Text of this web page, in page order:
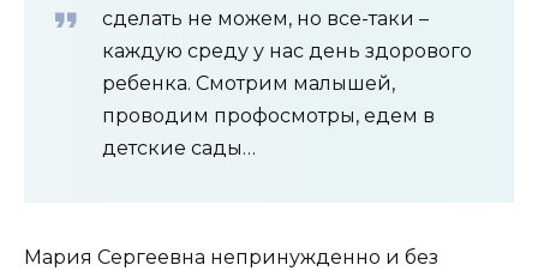
сделать не можем, но все-таки –
каждую среду у нас день здорового
ребенка. Смотрим малышей,
проводим профосмотры, едем в
детские сады…
Мария Сергеевна непринужденно и без